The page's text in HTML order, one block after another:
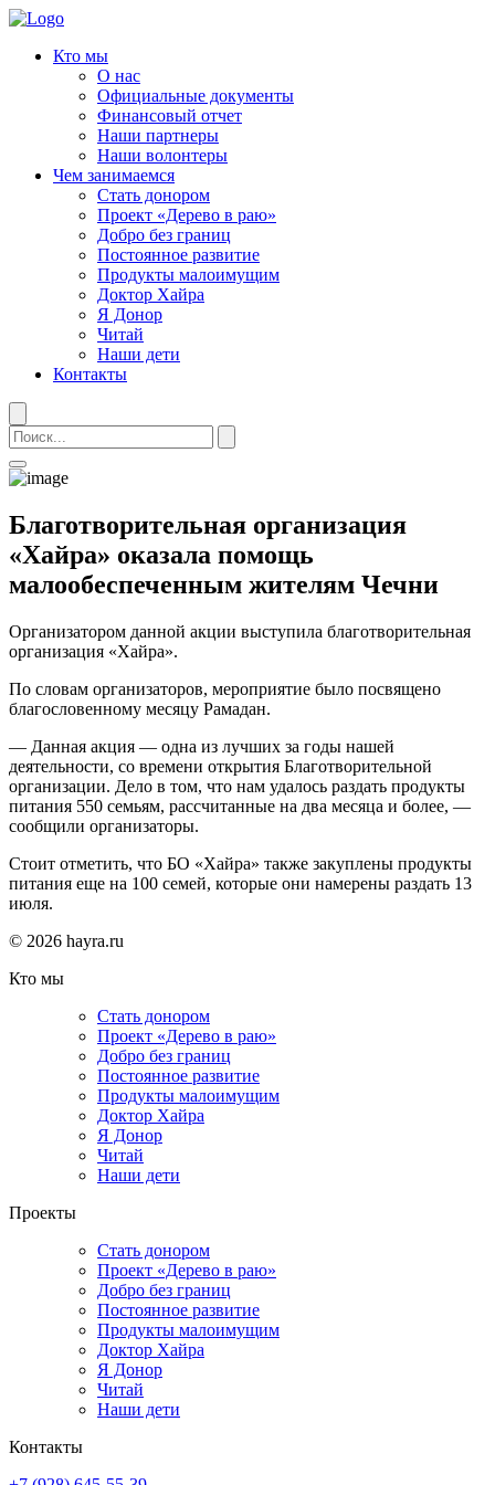
Кто мы
О нас
Официальные документы
Финансовый отчет
Наши партнеры
Наши волонтеры
Чем занимаемся
Стать донором
Проект «Дерево в раю»
Добро без границ
Постоянное развитие
Продукты малоимущим
Доктор Хайра
Я Донор
Читай
Наши дети
Контакты
Благотворительная организация
«Хайра» оказала помощь
малообеспеченным жителям Чечни
Организатором данной акции выступила благотворительная
организация «Хайра».
По словам организаторов, мероприятие было посвящено
благословенному месяцу Рамадан.
— Данная акция — одна из лучших за годы нашей
деятельности, со времени открытия Благотворительной
организации. Дело в том, что нам удалось раздать продукты
питания 550 семьям, рассчитанные на два месяца и более, —
сообщили организаторы.
Стоит отметить, что БО «Хайра» также закуплены продукты
питания еще на 100 семей, которые они намерены раздать 13
июля.
© 2026 hayra.ru
Кто мы
Стать донором
Проект «Дерево в раю»
Добро без границ
Постоянное развитие
Продукты малоимущим
Доктор Хайра
Я Донор
Читай
Наши дети
Проекты
Стать донором
Проект «Дерево в раю»
Добро без границ
Постоянное развитие
Продукты малоимущим
Доктор Хайра
Я Донор
Читай
Наши дети
Контакты